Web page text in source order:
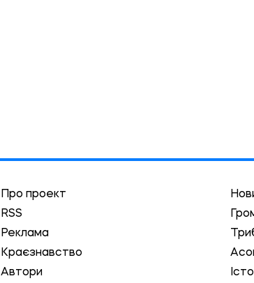
Про проект
RSS
Реклама
Краєзнавство
Автори